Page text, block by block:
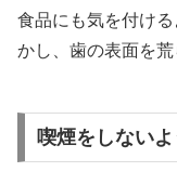
食品にも気を付け
かし、歯の表面を荒
喫煙をしない